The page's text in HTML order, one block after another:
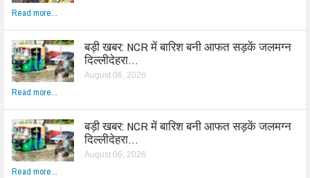
Read more...
बड़ी खबर: NCR में बारिश बनी आफत सड़कें जलमग्न
दिल्लीदेहरा…
August 06, 2026
Read more...
बड़ी खबर: NCR में बारिश बनी आफत सड़कें जलमग्न
दिल्लीदेहरा…
August 06, 2026
Read more...